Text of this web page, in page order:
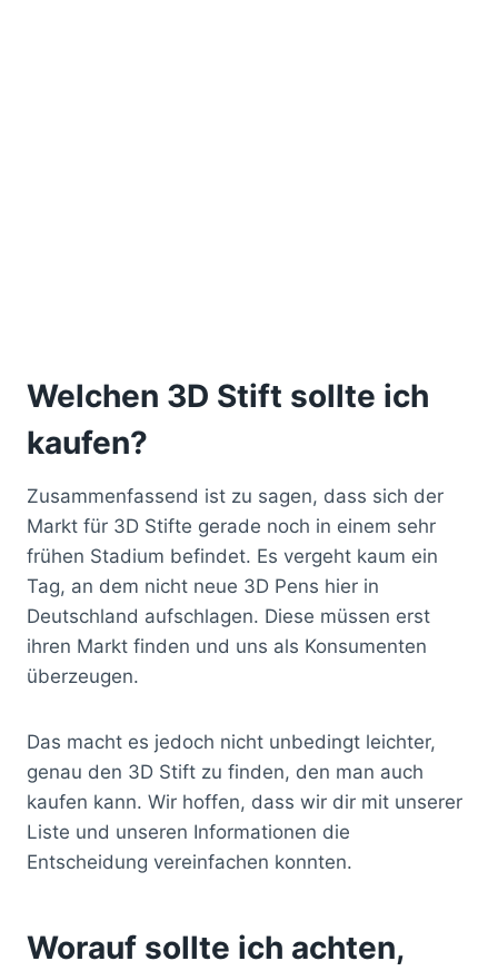
Welchen 3D Stift sollte ich
kaufen?
Zusammenfassend ist zu sagen, dass sich der
Markt für 3D Stifte gerade noch in einem sehr
frühen Stadium befindet. Es vergeht kaum ein
Tag, an dem nicht neue 3D Pens hier in
Deutschland aufschlagen. Diese müssen erst
ihren Markt finden und uns als Konsumenten
überzeugen.
Das macht es jedoch nicht unbedingt leichter,
genau den 3D Stift zu finden, den man auch
kaufen kann. Wir hoffen, dass wir dir mit unserer
Liste und unseren Informationen die
Entscheidung vereinfachen konnten.
Worauf sollte ich achten,